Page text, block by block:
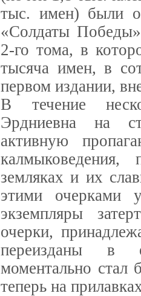
тыс. имен) были
«Солдаты
2-го тома, в
тысяча имен, в
первом издании,
В течение
Эрдниевна на
активную
земляках и их
этими очерками
экземпляры
очерки,
переизданы в
моментально стал
теперь на